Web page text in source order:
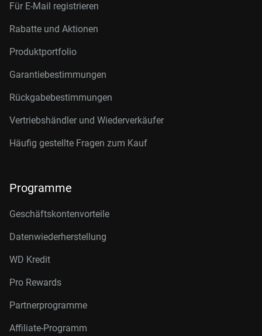
Für E-Mail registrieren
Rabatte und Aktionen
Produktportfolio
Garantiebestimmungen
Rückgabebestimmungen
Vertriebshändler und Wiederverkäufer
Häufig gestellte Fragen zum Kauf
Programme
Geschäftskontenvorteile
Datenwiederherstellung
WD Kredit
Pro Rewards
Partnerprogramme
Affiliate-Programm